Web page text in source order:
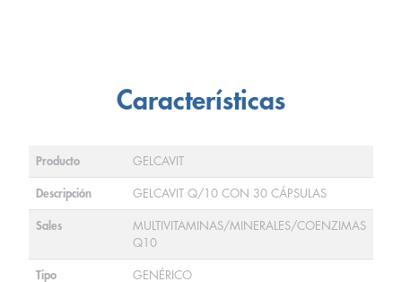
Características
Producto GELCAVIT
Descripción GELCAVIT Q/10 CON 30 CÁPSULAS
Sales
MULTIVITAMINAS/MINERALES/COENZIMAS
Q10
Tipo GENÉRICO